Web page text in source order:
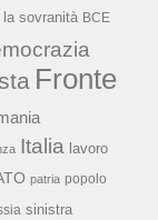
sovranità BCE
Fronte
Italia lavoro
patria popolo
sinistra